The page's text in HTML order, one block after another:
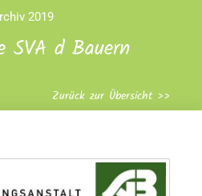
2019
SVA d Bauern
Zurück zur Übersicht >>